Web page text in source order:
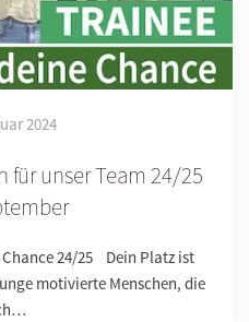
2024
für unser Team 24/25
Chance 24/25 Dein Platz ist
motivierte Menschen, die